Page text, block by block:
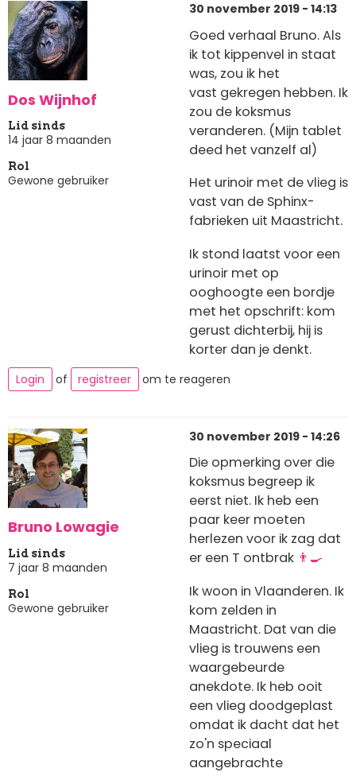
Dos Wijnhof
Lid sinds
14 jaar 8 maanden
Rol
Gewone gebruiker
30 november 2019 - 14:13
Goed verhaal Bruno. Als
ik tot kippenvel in staat
was, zou ik het
vast gekregen hebben. Ik
zou de koksmus
veranderen. (Mijn tablet
deed het vanzelf al)
Het urinoir met de vlieg is
vast van de Sphinx-
fabrieken uit Maastricht.
Ik stond laatst voor een
urinoir met op
ooghoogte een bordje
met het opschrift: kom
gerust dichterbij, hij is
korter dan je denkt.
Login of registreer om te reageren
Bruno Lowagie
Lid sinds
7 jaar 8 maanden
Rol
Gewone gebruiker
30 november 2019 - 14:26
Die opmerking over die
koksmus begreep ik
eerst niet. Ik heb een
paar keer moeten
herlezen voor ik zag dat
er een T ontbrak 👨‍🍳
Ik woon in Vlaanderen. Ik
kom zelden in
Maastricht. Dat van die
vlieg is trouwens een
waargebeurde
anekdote. Ik heb ooit
een vlieg doodgeplast
omdat ik dacht dat het
zo'n speciaal
aangebrachte